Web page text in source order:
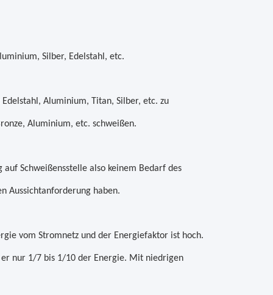
Silber, Edelstahl, etc.
Aluminium, Titan, Silber, etc. zu
Aluminium, etc. schweißen.
auf Schweißensstelle also keinem Bedarf des
Aussichtanforderung haben.
vom Stromnetz und der Energiefaktor ist hoch.
nur 1/7 bis 1/10 der Energie. Mit niedrigen